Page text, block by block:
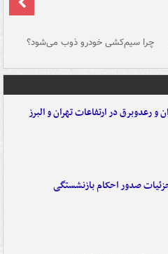
چرا سیم‌کشی خودرو ذوب می‌شود؟
و رعدوبرق در ارتفاعات تهران و البرز
صدور احکام بازنشستگی